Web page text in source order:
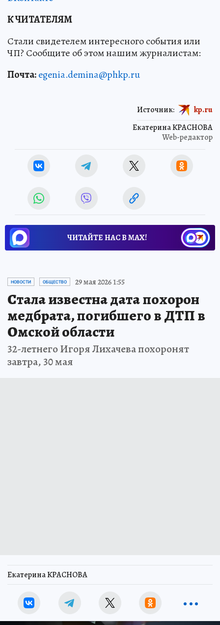
К ЧИТАТЕЛЯМ
Стали свидетелем интересного события или
ЧП? Сообщите об этом нашим журналистам:
Почта:egenia.demina@phkp.ru
Екатерина КРАСНОВА
Web-редактор
Источник: kp.ru
ЧИТАЙТЕ НАС В МАХ!
НОВОСТИ ОБЩЕСТВО 29 мая 2026 1:55
Стала известна дата похорон
медбрата, погибшего в ДТП в
Омской области
32-летнего Игоря Лихачева похоронят
завтра, 30 мая
Екатерина КРАСНОВА